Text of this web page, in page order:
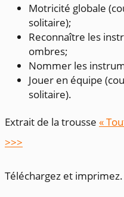
Motricité globale
solitaire);
Reconnaître les
ombres;
Nommer les
Jouer en équipe
solitaire).
Extrait de la trousse «
>>>
Téléchargez et imprimez.